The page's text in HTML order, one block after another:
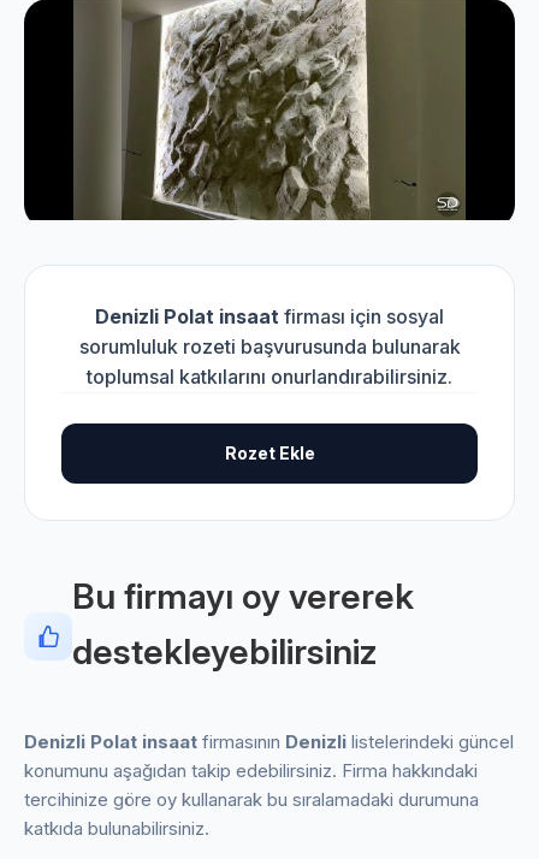
Denizli Polat insaat firması için sosyal
sorumluluk rozeti başvurusunda bulunarak
toplumsal katkılarını onurlandırabilirsiniz.
Rozet Ekle
Bu firmayı oy vererek
destekleyebilirsiniz
Denizli Polat insaat firmasının Denizli listelerindeki güncel
konumunu aşağıdan takip edebilirsiniz. Firma hakkındaki
tercihinize göre oy kullanarak bu sıralamadaki durumuna
katkıda bulunabilirsiniz.